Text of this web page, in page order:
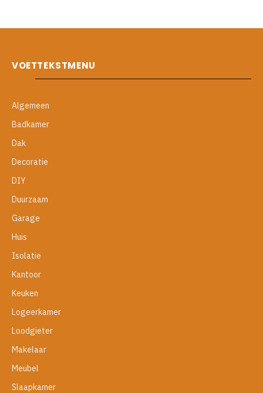
VOETTEKSTMENU
Algemeen
Badkamer
Dak
Decoratie
DIY
Duurzaam
Garage
Huis
Isolatie
Kantoor
Keuken
Logeerkamer
Loodgieter
Makelaar
Meubel
Slaapkamer